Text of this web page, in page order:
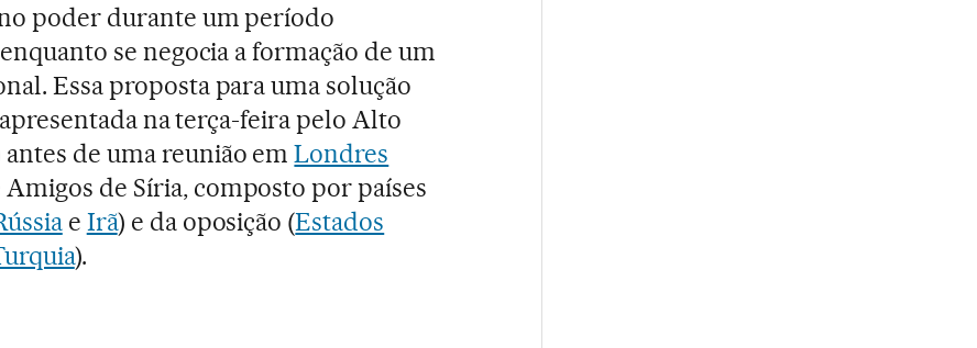
poder durante um período
se negocia a formação de um
Essa proposta para uma solução
na terça-feira pelo Alto
de uma reunião emLondres
de Síria, composto por países
e Irã) e da oposição (Estados
).